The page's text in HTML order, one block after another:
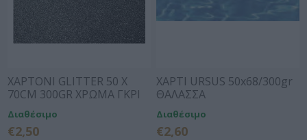
ΧΑΡΤΟΝΙ GLITTER 50 X
70CM 300GR ΧΡΩΜΑ ΓΚΡΙ
ΣΚΟΥΡΟ
Διαθέσιμο
€2,50
ΧΑΡΤΙ URSUS 50x68/300gr
ΘΑΛΑΣΣΑ
Διαθέσιμο
€2,60